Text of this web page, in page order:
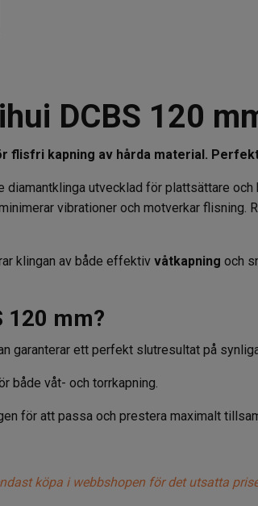
DCBS 120
flisfri kapning av hårda material.
diamantklinga utvecklad för plattsättare
vibrationer och motverkar
klingan av både effektiv våtkapning och
120 mm?
garanterar ett perfekt slutresultat på
både våt- och torrkapning.
för att passa och prestera maximalt
köpa i webbshopen för det utsatta